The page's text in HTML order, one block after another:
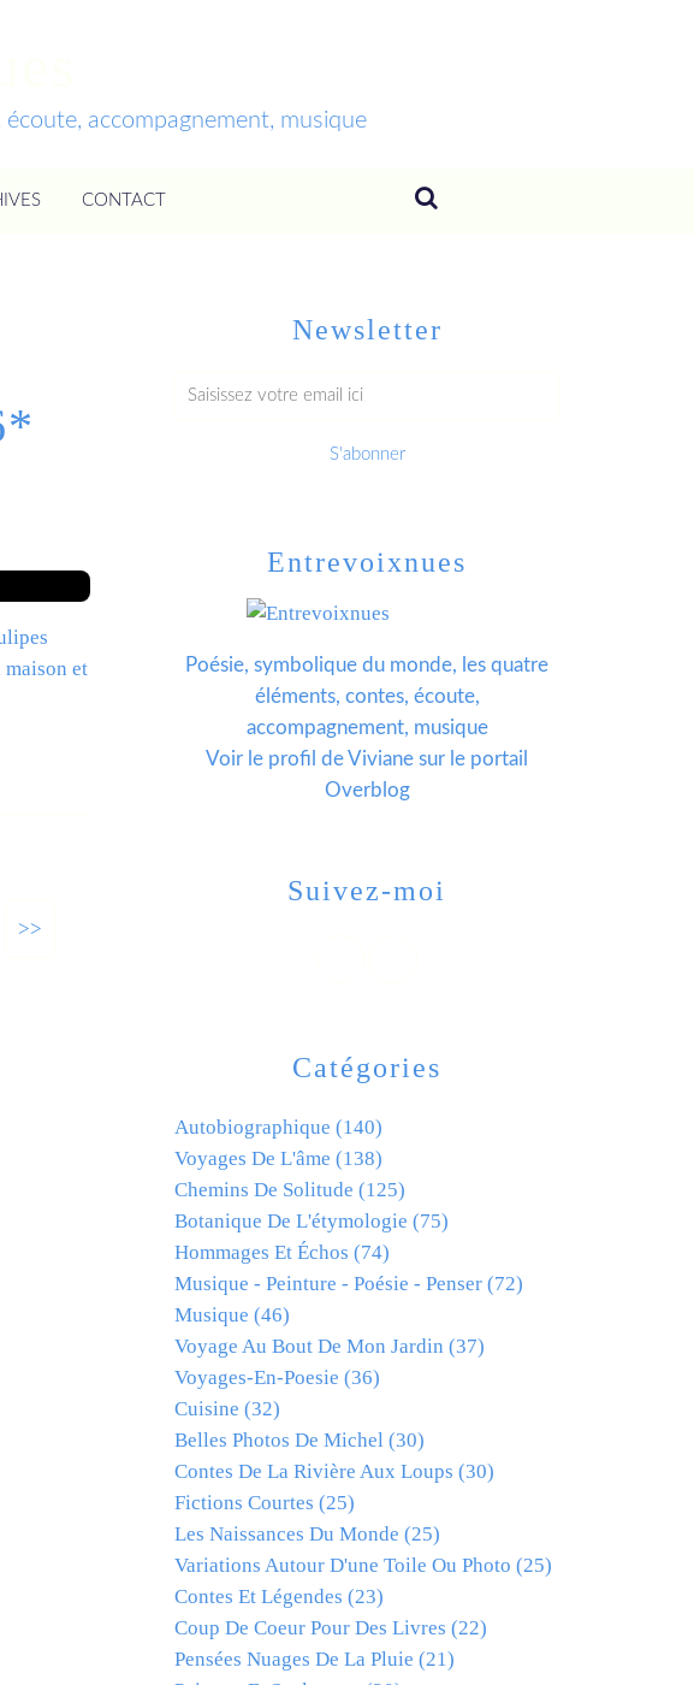
accompagnement, musique
CONTACT
et
>>
Newsletter
Catégories
Autobiographique (140)
Voyages De L'âme (138)
Chemins De Solitude (125)
Botanique De L'étymologie (75)
Hommages Et Échos (74)
Musique - Peinture - Poésie - Penser (72)
Musique (46)
Voyage Au Bout De Mon Jardin (37)
Voyages-En-Poesie (36)
Cuisine (32)
Belles Photos De Michel (30)
Contes De La Rivière Aux Loups (30)
Fictions Courtes (25)
Les Naissances Du Monde (25)
Variations Autour D'une Toile Ou Photo (25)
Contes Et Légendes (23)
Coup De Coeur Pour Des Livres (22)
Pensées Nuages De La Pluie (21)
Entrevoixnues
Poésie, symbolique du monde, les quatre
éléments, contes, écoute,
accompagnement, musique
Voir le profil deViviane sur le portail
Overblog
Suivez-moi